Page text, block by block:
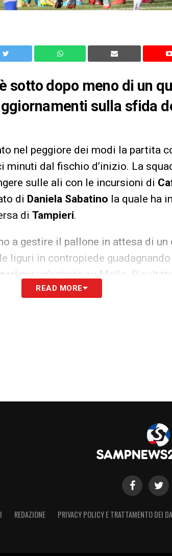
sotto dopo meno di un
sulla sfida
nel peggiore dei modi la partita
minuti dal fischio d’inizio. La
sulle ali con le incursioni di
di Daniela Sabatino la quale ha
di Tampieri.
a gestire il pallone in attesa di un
liguri in contropiede
per un’entrata su Mella.
READ MORE
REDAZIONE PRIVACY POLICY E TRATTAMENTO DEI